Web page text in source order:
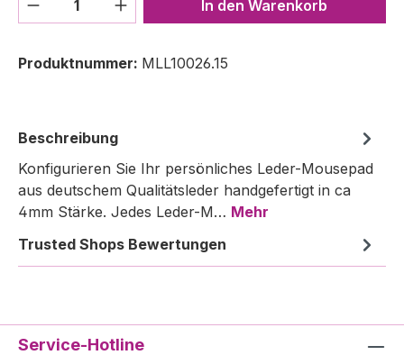
In den Warenkorb
Produktnummer: MLL10026.15
Beschreibung
Konfigurieren Sie Ihr persönliches Leder-Mousepad
aus deutschem Qualitätsleder handgefertigt in ca
4mm Stärke. Jedes Leder-M… Mehr
Trusted Shops Bewertungen
Service-Hotline